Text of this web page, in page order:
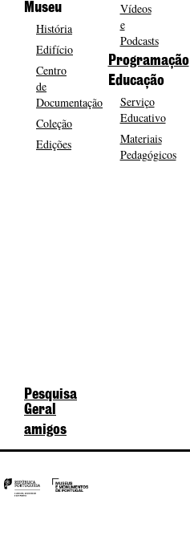
Museu
História
Edifício
Centro
de
Documentação
Coleção
Edições
Vídeos
e
Podcasts
Programação
Educação
Serviço
Educativo
Materiais
Pedagógicos
Pesquisa
Geral
amigos